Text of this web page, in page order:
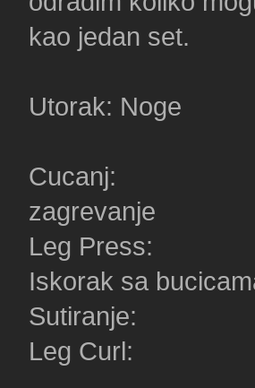
kao jedan set.
Utorak: Noge
Cucanj: 4 x
zagrevanje
Leg Press:
Iskorak sa
Sutiranje:
Leg Curl: